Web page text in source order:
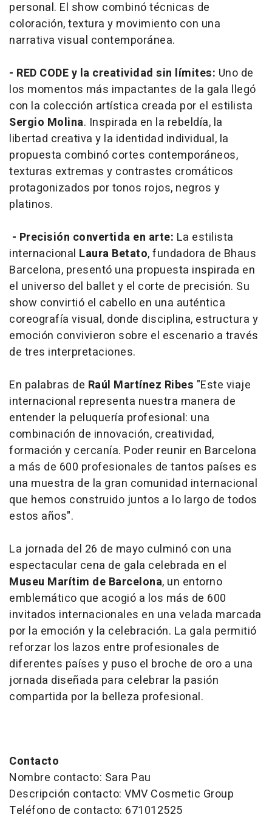
personal. El show combinó técnicas de
coloración, textura y movimiento con una
narrativa visual contemporánea.
- RED CODE y la creatividad sin límites: Uno de
los momentos más impactantes de la gala llegó
con la colección artística creada por el estilista
Sergio Molina. Inspirada en la rebeldía, la
libertad creativa y la identidad individual, la
propuesta combinó cortes contemporáneos,
texturas extremas y contrastes cromáticos
protagonizados por tonos rojos, negros y
platinos.
- Precisión convertida en arte: La estilista
internacional Laura Betato, fundadora de Bhaus
Barcelona, presentó una propuesta inspirada en
el universo del ballet y el corte de precisión. Su
show convirtió el cabello en una auténtica
coreografía visual, donde disciplina, estructura y
emoción convivieron sobre el escenario a través
de tres interpretaciones.
En palabras de Raúl Martínez Ribes "Este viaje
internacional representa nuestra manera de
entender la peluquería profesional: una
combinación de innovación, creatividad,
formación y cercanía. Poder reunir en Barcelona
a más de 600 profesionales de tantos países es
una muestra de la gran comunidad internacional
que hemos construido juntos a lo largo de todos
estos años".
La jornada del 26 de mayo culminó con una
espectacular cena de gala celebrada en el
Museu Marítim de Barcelona, un entorno
emblemático que acogió a los más de 600
invitados internacionales en una velada marcada
por la emoción y la celebración. La gala permitió
reforzar los lazos entre profesionales de
diferentes países y puso el broche de oro a una
jornada diseñada para celebrar la pasión
compartida por la belleza profesional.
Contacto
Nombre contacto: Sara Pau
Descripción contacto: VMV Cosmetic Group
Teléfono de contacto: 671012525